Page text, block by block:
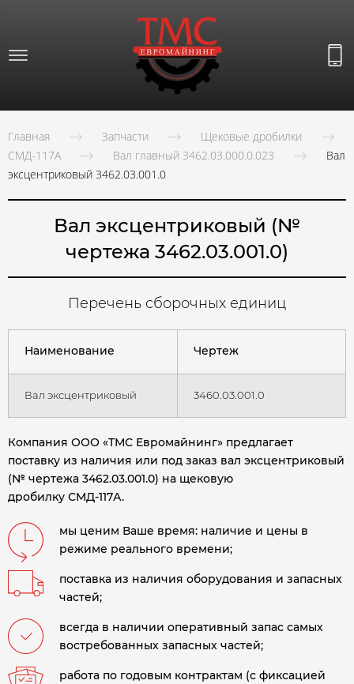
Главная Запчасти
Щековые дробилки
СМД-117А
Вал главный 3462.03.000.0.023
Вал
эксцентриковый 3462.03.001.0
Вал эксцентриковый (№
чертежа 3462.03.001.0)
Перечень сборочных единиц
Наименование Чертеж
Вал эксцентриковый 3460.03.001.0
Компания ООО «ТМС Евромайнинг» предлагает
поставку из наличия или под заказ вал эксцентриковый
(№ чертежа 3462.03.001.0) на щековую
дробилку СМД-117А.
мы ценим Ваше время: наличие и цены в
режиме реального времени;
поставка из наличия оборудования и запасных
частей;
всегда в наличии оперативный запас самых
востребованных запасных частей;
работа по годовым контрактам (с фиксацией